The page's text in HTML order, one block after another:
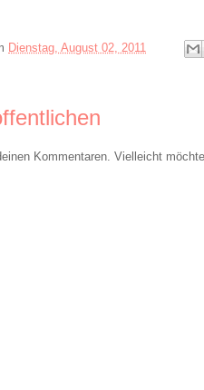
Dienstag, August 02, 2011
Kommentaren. Vielleicht